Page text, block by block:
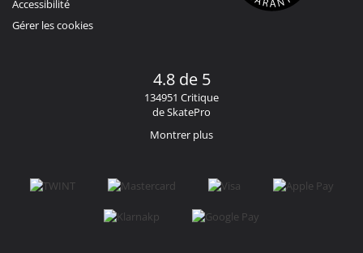
Accessibilité
Gérer les cookies
4.8 de 5
134951 Critique
de SkatePro
Montrer plus